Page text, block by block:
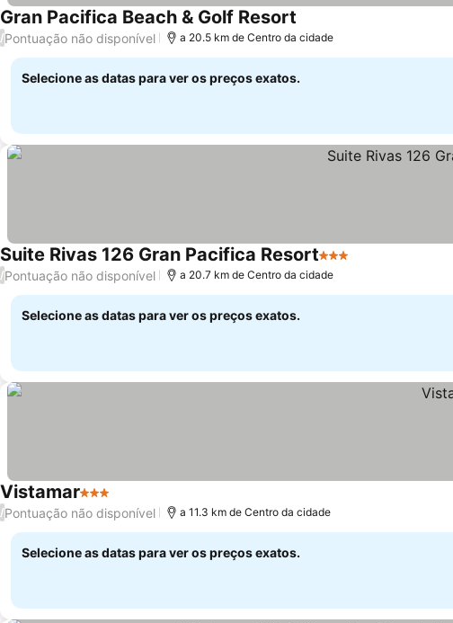
Gran Pacifica Beach & Golf Resort
/Pontuação não disponível a 20.5 km de Centro da cidade
Selecione as datas para ver os preços exatos.
Suite Rivas 126 Gran Pacifica Resort3 Estrelas
/Pontuação não disponível a 20.7 km de Centro da cidade
Selecione as datas para ver os preços exatos.
Vistamar3 EstrelasVer preços
/Pontuação não disponível a 11.3 km de Centro da cidade
Selecione as datas para ver os preços exatos.